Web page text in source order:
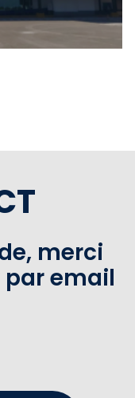
merci
email